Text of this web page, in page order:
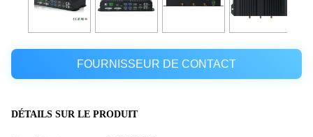
FOURNISSEUR DE CONTACT
DÉTAILS SUR LE PRODUIT